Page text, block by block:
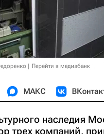
Перейти в медиабанк
МАКС
наследия
трех компаний,